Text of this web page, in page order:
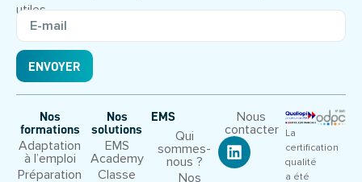
utiles.
ENVOYER
Nos
formations
Adaptation
à l’emploi
Préparation
Nos
solutions
EMS
Academy
Classe
EMS
Qui
sommes-
nous ?
Nos
Nous
contacter
La
certification
qualité
a été